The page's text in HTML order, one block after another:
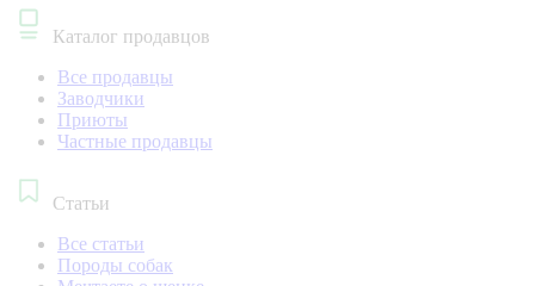
Каталог продавцов
Все продавцы
Заводчики
Приюты
Частные продавцы
Статьи
Все статьи
Породы собак